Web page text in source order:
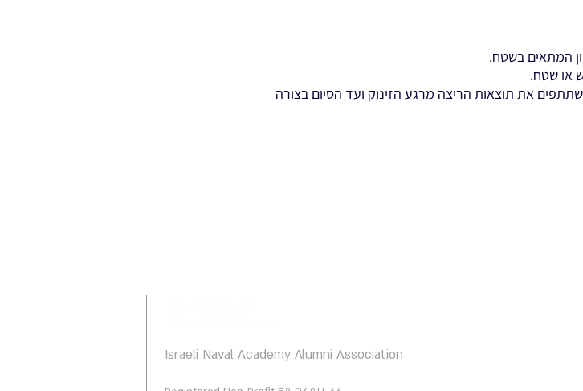
המתאים בשטח.
או שטח.
את תוצאות הריצה מרגע הזינוק ועד הסיום בצורה
Israeli Naval Academy Alumni Association